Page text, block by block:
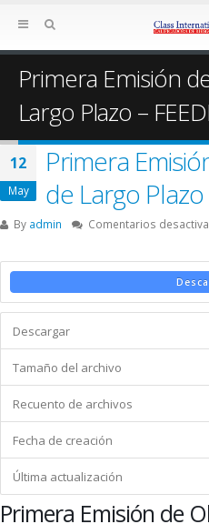
Primera Emisión
Largo Plazo –
12
May
Primera
de Largo Plazo
By admin Comentarios
Descargar
Tamaño del archivo
Recuento de archivos
Fecha de creación
Última actualización
Primera Emisión de